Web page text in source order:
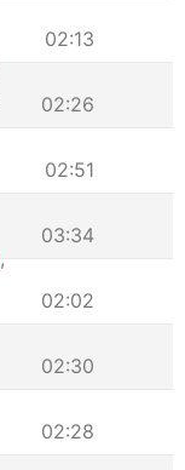
02:13
02:26
02:51
03:34
,
02:02
02:30
02:28